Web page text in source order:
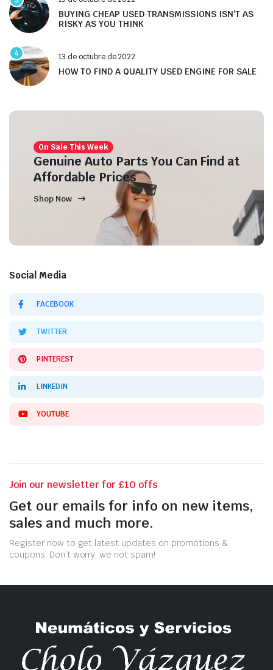
BUYING CHEAP USED TRANSMISSIONS ISN’T AS
RISKY AS YOU THINK
4 13 de octubre de 2022
HOW TO FIND A QUALITY USED ENGINE FOR SALE
On Sale This Week
Genuine Auto Parts You Can Find at
Affordable Prices
Shop Now
Social Media
FACEBOOK
TWITTER
PINTEREST
LINKEDIN
YOUTUBE
Join our newsletter for £10 offs
Get our emails for info on new items,
sales and much more.
Register now to get latest updates on promotions &
coupons. Don’t worry, we not spam!